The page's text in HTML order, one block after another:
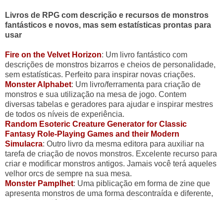
Livros de RPG com descrição e recursos de monstros
fantásticos e novos, mas sem estatísticas prontas para
usar
Fire on the Velvet Horizon: Um livro fantástico com
descrições de monstros bizarros e cheios de personalidade,
sem estatísticas. Perfeito para inspirar novas criações.
Monster Alphabet: Um livro/ferramenta para criação de
monstros e sua utilização na mesa de jogo. Contem
diversas tabelas e geradores para ajudar e inspirar mestres
de todos os níveis de experiência.
Random Esoteric Creature Generator for Classic
Fantasy Role-Playing Games and their Modern
Simulacra: Outro livro da mesma editora para auxiliar na
tarefa de criação de novos monstros. Excelente recurso para
criar e modificar monstros antigos. Jamais você terá aqueles
velhor orcs de sempre na sua mesa.
Monster Pamplhet: Uma piblicação em forma de zine que
apresenta monstros de uma forma descontraída e diferente,